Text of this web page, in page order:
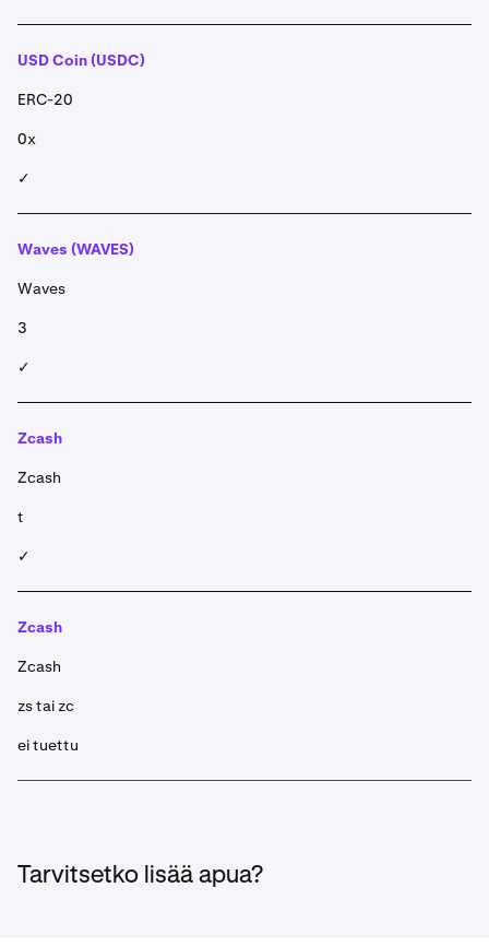
USD Coin (USDC)
ERC-20
0x
✓
Waves (WAVES)
Waves
3
✓
Zcash
Zcash
t
✓
Zcash
Zcash
zs tai zc
ei tuettu
Tarvitsetko lisää apua?